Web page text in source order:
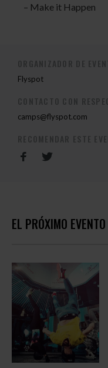
– Make it Happen
Flyspot
camps@flyspot.com
EL PRÓXIMO EVENTO